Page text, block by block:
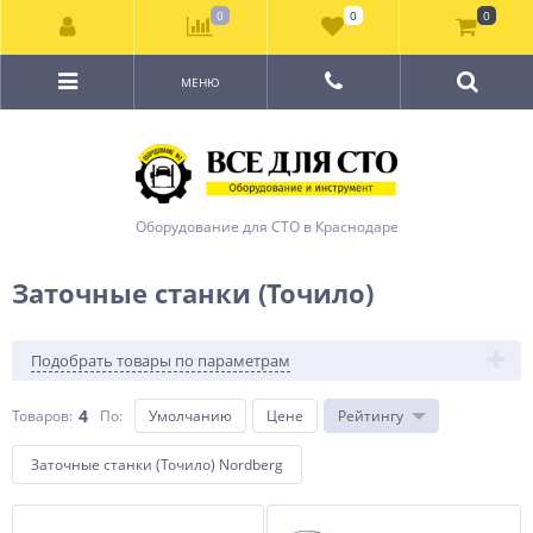
Оборудование для СТО в Краснодаре
МЕНЮ
Заточные станки (Точило)
Подобрать товары по параметрам
Товаров: 4 По: Умолчанию Цене Рейтингу
Заточные станки (Точило) Nordberg
0 0 0